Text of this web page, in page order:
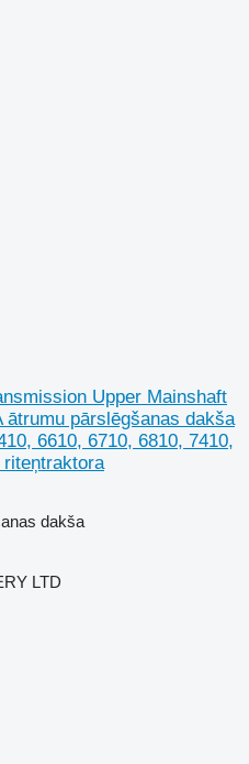
Upper Mainshaft
ātrumu pārslēgšanas dakša
6610, 6710, 6810, 7410,
riteņtraktora
dakša
LTD